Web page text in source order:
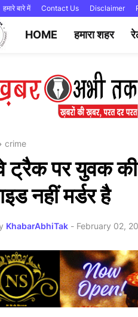
हमारे बारे में Contact Us Disclaimer
HOME हमारा शहर
crime
ट्रैक पर युवक
नहीं मर्डर है
KhabarAbhiTak - February 02,